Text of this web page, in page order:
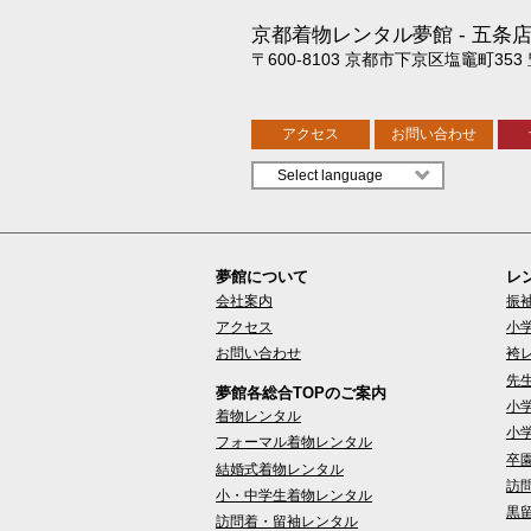
京都着物レンタル夢館 五条店
〒600-8103 京都市下京区塩竈町353
アクセス お問い合わせ
夢館について
会社案内
アクセス
お問い合わせ
夢館各総合TOPのご案内
着物レンタル
フォーマル着物レンタル
結婚式着物レンタル
小・中学生着物レンタル
訪問着・留袖レンタル
レ
振
小
袴
先
小
小
卒
訪
黒